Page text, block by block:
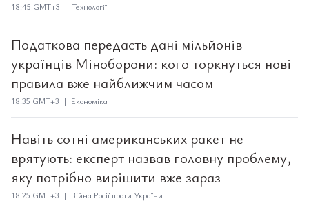
18:45 GMT+3 | Технології
Податкова передасть дані мільйонів
українців Міноборони: кого торкнуться нові
правила вже найближчим часом
18:35 GMT+3 | Економіка
Навіть сотні американських ракет не
врятують: експерт назвав головну проблему,
яку потрібно вирішити вже зараз
18:25 GMT+3 | Війна Росії проти України